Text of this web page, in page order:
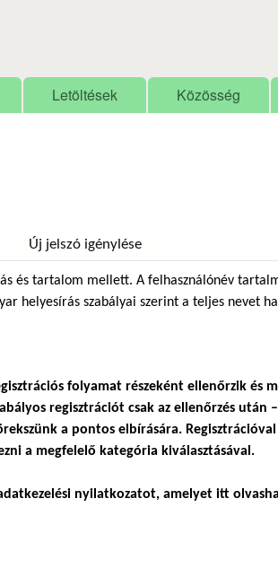
Letöltések Közösség
Új jelszó igénylése
és tartalom mellett. A felhasználónév
helyesírás szabályai szerint a teljes nevet
folyamat részeként ellenőrzik és
regisztrációt csak az ellenőrzés után
a pontos elbírására.
a megfelelő kategória kiválasztásával.
nyilatkozatot, amelyet itt